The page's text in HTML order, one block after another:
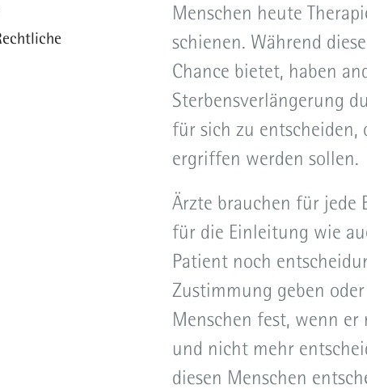
Gewalt gegen Frauen - Hilfe und
Grüne Damen und Herren
Patientenfürsprecher
Patientenverfügung
Patientenveranstaltungen
Pflegebedürftigkeit
Pflege- und Demenzberatung
Sozialdienst und Psychologischer
Trauer
Menschen heute
schienen. Während
Chance bietet, haben
Sterbensverlängerung
für sich zu
ergriffen werden sollen.
Ärzte brauchen für jede
für die Einleitung wie
Patient noch
Zustimmung geben
Menschen fest, wenn
und nicht mehr
diesen Menschen